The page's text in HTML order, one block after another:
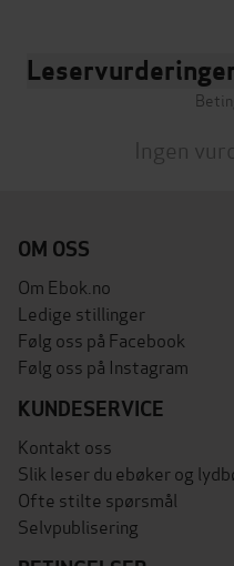
Ingen
OM OSS
Om Ebok.no
Ledige stillinger
Følg oss på Facebook
Følg oss på Instagram
KUNDESERVICE
Kontakt oss
Slik leser du ebøker og
Ofte stilte spørsmål
Selvpublisering